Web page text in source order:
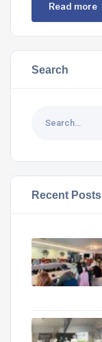
Read more
Search
Recent Posts